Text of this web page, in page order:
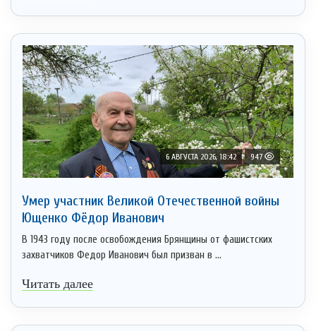
6 АВГУСТА 2026, 18:42 947
Умер участник Великой Отечественной войны
Ющенко Фёдор Иванович
В 1943 году после освобождения Брянщины от фашистских
захватчиков Федор Иванович был призван в ...
Читать далее